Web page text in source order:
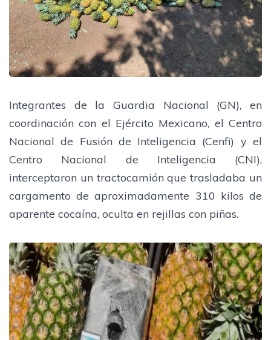
Integrantes de la Guardia Nacional (GN), en
coordinación con el Ejército Mexicano, el Centro
Nacional de Fusión de Inteligencia (Cenfi) y el
Centro Nacional de Inteligencia (CNI),
interceptaron un tractocamión que trasladaba un
cargamento de aproximadamente 310 kilos de
aparente cocaína, oculta en rejillas con piñas.